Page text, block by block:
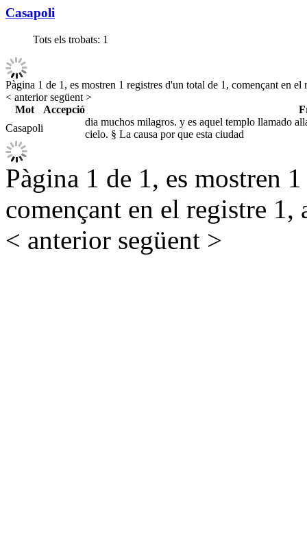
Casapoli
Tots els trobats: 1
Pàgina 1 de 1, es mostren 1 registres d'un total de 1, començant en el
< anteriorsegüent >
Mot
Accepció
Casapoli
dia muchos milagros. y es aquel templo llamado
cielo. § La causa por que esta ciudad
Pàgina 1 de 1, es mostren
començant en el registre 1,
< anterior següent >